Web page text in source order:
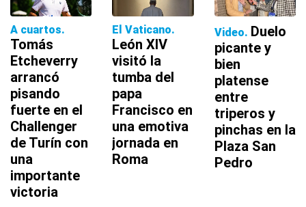
A cuartos
Tomás
Etcheverry
arrancó
pisando
fuerte en el
Challenger
de Turín con
una
importante
victoria
El Vaticano
León XIV
visitó la
tumba del
papa
Francisco en
una emotiva
jornada en
Roma
Video Duelo
picante y
bien
platense
entre
triperos y
pinchas en la
Plaza San
Pedro